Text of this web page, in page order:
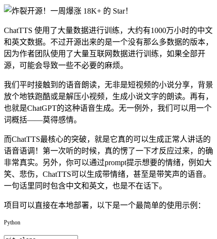
ChatTTS 使用了大量数据进行训练，大约有1000万小时的中文
和英文数据。不过开源出来的是一个没有那么多数据的版本，
因为作者团队使用了大量互联网数据进行训练，如果全部开
源，可能会导致一些不必要的麻烦。
我们平时接触到的语音朗读，无非是短视频的小说分享，背景
放个地铁跑酷或是解压小视频，生成小说文字的朗读。再有，
也就是ChatGPT的这种语音生成。无一例外，我们可以用一个
词概括——莫得感情。
而ChatTTS最核心的突破，就是它真的可以生成正常人讲话的
语音语调！第一次听的时候，真的愣了一下才反应过来，的确
非常真实。另外，你可以通过prompt提示想要的情绪，例如大
笑、悲伤，ChatTTS可以生成带情绪，甚至是带笑声的语音。
一句话里同时包含中文和英文，也是不在话下。
项目可以直接在本地部署，以下是一个最简单的使用示例：
Python